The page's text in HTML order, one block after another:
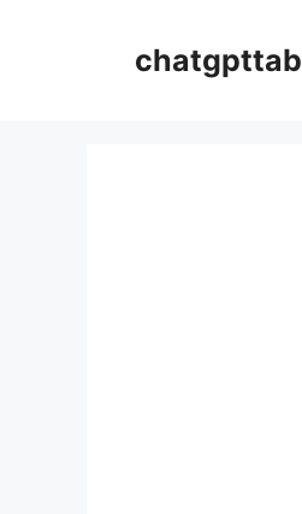
chatgpttab